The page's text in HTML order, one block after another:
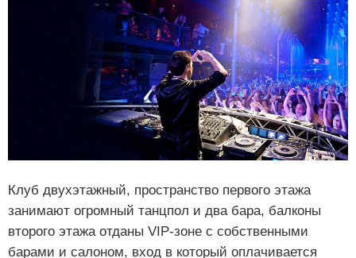
Клуб двухэтажный, пространство первого этажа
занимают огромный танцпол и два бара, балконы
второго этажа отданы VIP-зоне с собственными
барами и салоном, вход в который оплачивается